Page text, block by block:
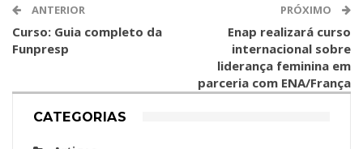
ANTERIOR
Curso: Guia completo da
Funpresp
PRÓXIMO
Enap realizará curso
internacional sobre
liderança feminina em
parceria com ENA/França
CATEGORIAS